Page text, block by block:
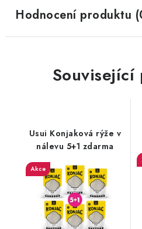
Hodnocení produktu
Usui Konjaková rýže v
nálevu 5+1 zdarma
Akce